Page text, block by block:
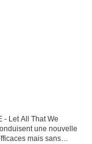
- Let All That We
une nouvelle
mais sans